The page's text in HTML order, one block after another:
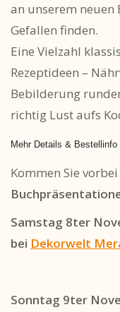
an unserem neuen
Gefallen finden.
Eine Vielzahl
Rezeptideen –
Bebilderung
richtig Lust aufs
Mehr Details & Bestellinfo
Kommen Sie
Samstag 8ter
bei Dekorwelt
Sonntag 9ter